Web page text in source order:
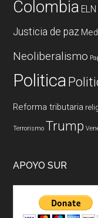
Colombia ELN
Justicia de paz
Neoliberalismo
Politica
Reforma tributaria
Terrorismo Trump
APOYO SUR